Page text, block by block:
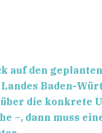
auf den
Baden-
die konkrete
–, dann muss